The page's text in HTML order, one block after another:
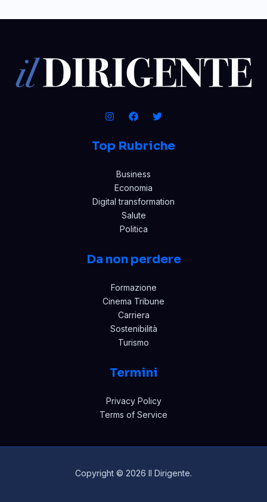
Top Rubriche
Business
Economia
Digital transformation
Salute
Politica
Da non perdere
Formazione
Cinema Tribune
Carriera
Sostenibilità
Turismo
Termini
Privacy Policy
Terms of Service
Copyright © 2026 Il Dirigente.